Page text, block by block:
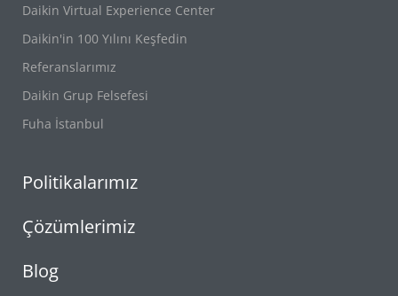
Daikin Virtual Experience Center
Daikin'in 100 Yılını Keşfedin
Referanslarımız
Daikin Grup Felsefesi
Fuha İstanbul
Politikalarımız
Çözümlerimiz
Blog